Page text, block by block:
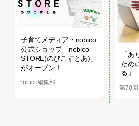
子育てメディア・nobico
公式ショップ「nobico
STORE(のびこすとあ)」
がオープン！
nobico編集部
「
ため
る」
第70